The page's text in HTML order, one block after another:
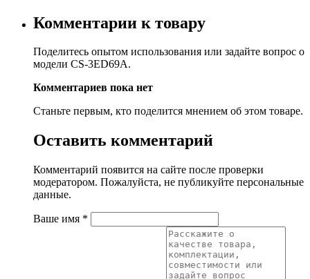
Комментарии к товару
Поделитесь опытом использования или задайте вопрос о
модели CS-3ED69A.
Комментариев пока нет
Станьте первым, кто поделится мнением об этом товаре.
Оставить комментарий
Комментарий появится на сайте после проверки
модератором. Пожалуйста, не публикуйте персональные
данные.
Ваше имя *